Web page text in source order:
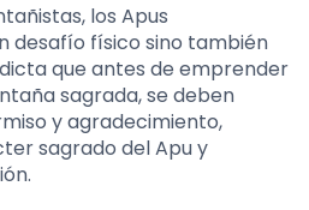
los Apus
desafío físico sino también
que antes de emprender
sagrada, se deben
y agradecimiento,
sagrado del Apu y